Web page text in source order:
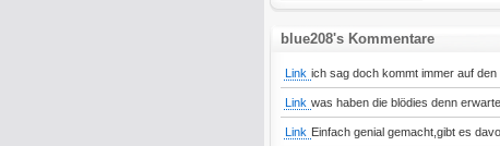
blue208's Kommentare
Link ich sag doch kommt immer auf den
Link was haben die blödies denn
Link Einfach genial gemacht,gibt es